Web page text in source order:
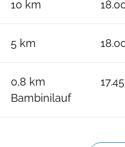
10 km
5 km
0,8 km
Bambinilauf